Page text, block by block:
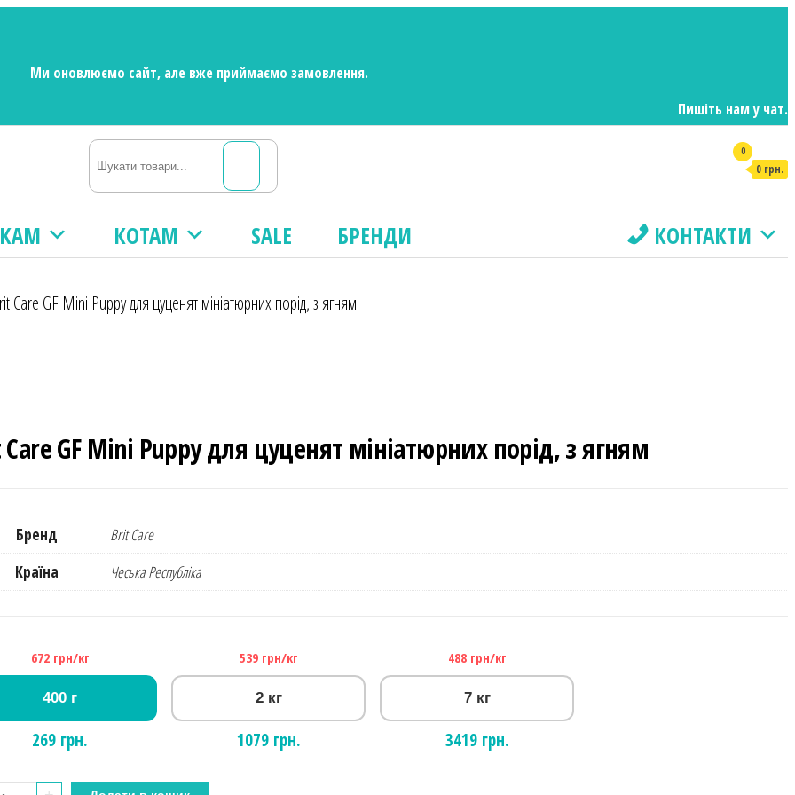
Ми оновлюємо сайт, але вже приймаємо замовлення.
Пишіть нам у чат.
0
0 грн.
КОТАМ SALE БРЕНДИ КОНТАКТИ
Care GF Mini Puppy для цуценят мініатюрних порід, з ягням
GF Mini Puppy для цуценят мініатюрних порід, з ягням
Бренд
Brit Care
Країна
Чеська Республіка
672 грн/кг
400 г
269 грн.
539 грн/кг
2 кг
1079 грн.
488 грн/кг
7 кг
3419 грн.